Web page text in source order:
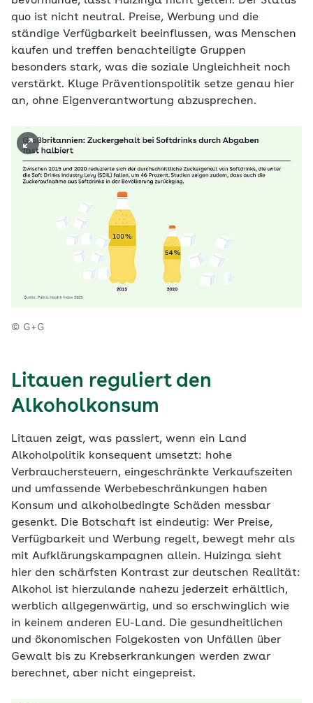
quo ist nicht neutral. Preise, Werbung und die
ständige Verfügbarkeit beeinflussen, was Menschen
kaufen und treffen benachteiligte Gruppen
besonders stark, was die soziale Ungleichheit noch
verstärkt. Kluge Präventionspolitik setze genau hier
an, ohne Eigenverantwortung abzusprechen.
© G+G
Litauen reguliert den
Alkoholkonsum
Litauen zeigt, was passiert, wenn ein Land
Alkoholpolitik konsequent umsetzt: hohe
Verbrauchersteuern, eingeschränkte Verkaufszeiten
und umfassende Werbebeschränkungen haben
Konsum und alkoholbedingte Schäden messbar
gesenkt. Die Botschaft ist eindeutig: Wer Preise,
Verfügbarkeit und Werbung regelt, bewegt mehr als
mit Aufklärungskampagnen allein. Huizinga sieht
hier den schärfsten Kontrast zur deutschen Realität:
Alkohol ist hierzulande nahezu jederzeit erhältlich,
werblich allgegenwärtig, und so erschwinglich wie
in keinem anderen EU-Land. Die gesundheitlichen
und ökonomischen Folgekosten von Unfällen über
Gewalt bis zu Krebserkrankungen werden zwar
berechnet, aber nicht eingepreist.